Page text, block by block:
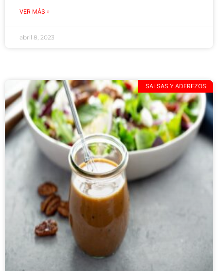
VER MÁS »
abril 8, 2023
SALSAS Y ADEREZOS